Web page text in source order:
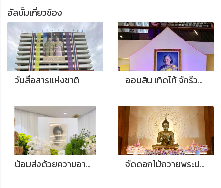
อัลบั้มเกี่ยวข้อง
วันสื่อสารแห่งชาติ ออมสิน เทิดไท้ จักรีวงศ์
น้อมส่งด้วยความอาลัย: ดอกไม้พิธีพระราชทานเพลิงศพ 'คุณแม่พจนีย์ ณ ป้อมเพชร' โทนเขียวขาว" จัดดอกไม้ถวายพระประธาน วัดนิสรณวราราม